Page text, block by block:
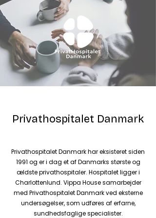
Privathospitalet Danmark
Privathospitalet Danmark har eksisteret siden
1991 og er i dag et af Danmarks største og
ældste privathospitaler. Hospitalet ligger i
Charlottenlund. Vippa House samarbejder
med Privathospitalet Danmark ved eksterne
undersøgelser, som udføres af erfarne,
sundhedsfaglige specialister.